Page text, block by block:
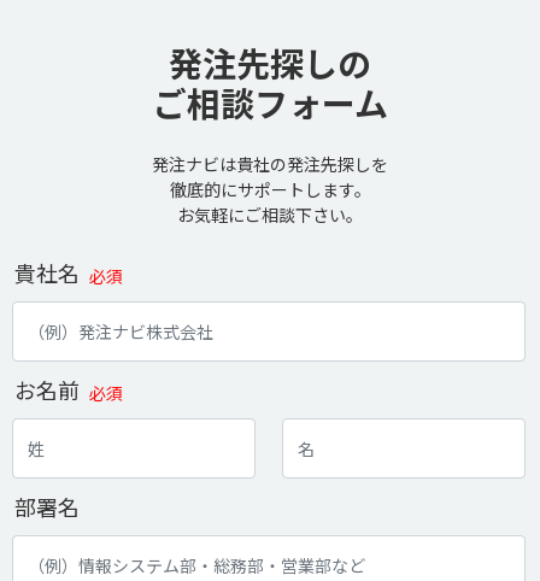
発注先探しの
ご相談フォーム
発注ナビは貴社の発注先探しを
徹底的にサポートします。
お気軽にご相談下さい。
貴社名 必須
お名前 必須
部署名